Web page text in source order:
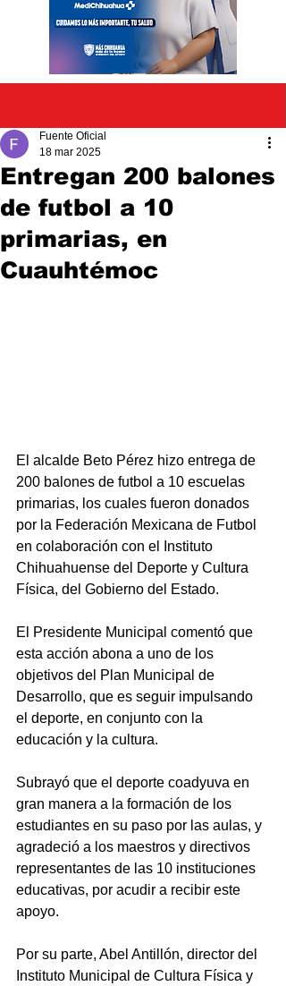
Entregan 200 balones
de futbol a 10
primarias, en
Cuauhtémoc
Fuente Oficial
18 mar 2025
El alcalde Beto Pérez hizo entrega de
200 balones de futbol a 10 escuelas
primarias, los cuales fueron donados
por la Federación Mexicana de Futbol
en colaboración con el Instituto
Chihuahuense del Deporte y Cultura
Física, del Gobierno del Estado.
El Presidente Municipal comentó que
esta acción abona a uno de los
objetivos del Plan Municipal de
Desarrollo, que es seguir impulsando
el deporte, en conjunto con la
educación y la cultura.
Subrayó que el deporte coadyuva en
gran manera a la formación de los
estudiantes en su paso por las aulas, y
agradeció a los maestros y directivos
representantes de las 10 instituciones
educativas, por acudir a recibir este
apoyo.
Por su parte, Abel Antillón, director del
Instituto Municipal de Cultura Física y